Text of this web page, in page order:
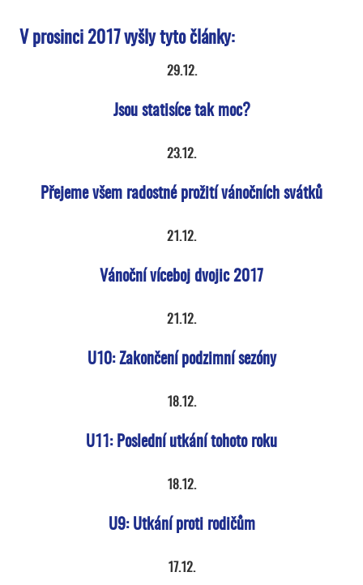
V prosinci 2017 vyšly tyto články:
29.12.
Jsou statisíce tak moc?
23.12.
Přejeme všem radostné prožití vánočních svátků
21.12.
Vánoční víceboj dvojic 2017
21.12.
U10: Zakončení podzimní sezóny
18.12.
U11: Poslední utkání tohoto roku
18.12.
U9: Utkání proti rodičům
17.12.